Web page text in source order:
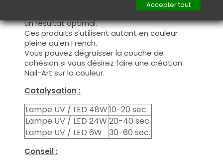
fermez le bord libre à la première couche et
appliquez la deuxième couche pour garantir
un résultat optimal.
Ces produits s'utilisent autant en couleur
pleine qu'en French.
Vous pouvez dégraisser la couche de
cohésion si vous désirez faire une création
Nail-Art sur la couleur.
Catalysation :
Lampe UV / LED 48W10-20 sec.
Lampe UV / LED 24W 20-40 sec.
Lampe UV / LED 6W
30-60 sec.
Conseil :
Accepter tout